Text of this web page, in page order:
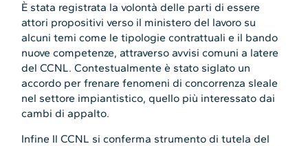
È stata registrata la volontà delle parti di essere
attori propositivi verso il ministero del lavoro su
alcuni temi come le tipologie contrattuali e il bando
nuove competenze, attraverso avvisi comuni a latere
del CCNL. Contestualmente è stato siglato un
accordo per frenare fenomeni di concorrenza sleale
nel settore impiantistico, quello più interessato dai
cambi di appalto.
Infine Il CCNL si conferma strumento di tutela del